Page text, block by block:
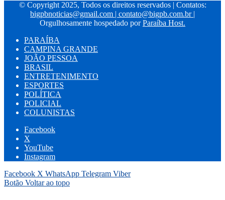
© Copyright 2025, Todos os direitos reservados | Contatos:
bigpbnoticias@gmail.com | contato@bigpb.com.br |
Orgulhosamente hospedado porParaíba Host.
PARAÍBA
CAMPINA GRANDE
JOÃO PESSOA
BRASIL
ENTRETENIMENTO
ESPORTES
POLÍTICA
POLICIAL
COLUNISTAS
Facebook
X
YouTube
Instagram
Facebook X WhatsApp Telegram Viber
Botão Voltar ao topo